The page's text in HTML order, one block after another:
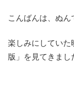
こんばんは、ぬん
楽しみにしてい
版」を見てきまし